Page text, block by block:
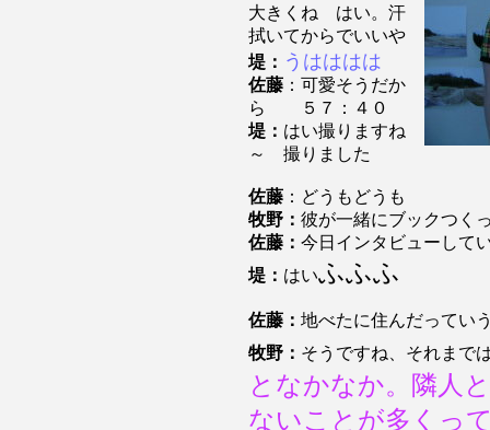
大きくね はい。汗
拭いてからでいいや
堤： うはははは
佐藤 ：可愛そうだか
ら ５７：４０
堤： はい撮りますね
～ 撮りました
佐藤 ：どうもどうも
牧野： 彼が一緒にブックつく
佐藤： 今日インタビューして
堤： はいふふふ
佐藤： 地べたに住んだってい
牧野： そうですね、それまで
となかなか。隣人
ないことが多くっ